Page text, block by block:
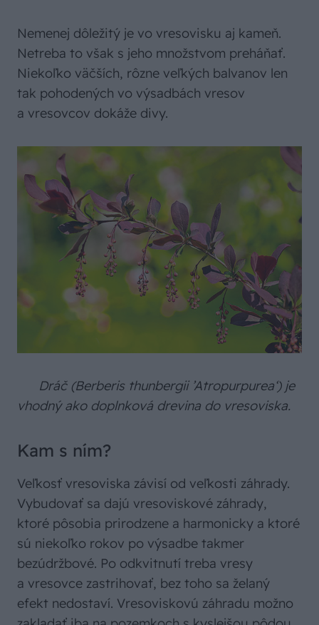
Nemenej dôležitý je vo vresovisku aj kameň.
Netreba to však s jeho množstvom preháňať.
Niekoľko väčších, rôzne veľkých balvanov len
tak pohodených vo výsadbách vresov
a vresovcov dokáže divy.
Dráč (Berberis thunbergii ’Atropurpurea‘) je
vhodný ako doplnková drevina do vresoviska.
Kam s ním?
Veľkosť vresoviska závisí od veľkosti záhrady.
Vybudovať sa dajú vresoviskové záhrady,
ktoré pôsobia prirodzene a harmonicky a ktoré
sú niekoľko rokov po výsadbe takmer
bezúdržbové. Po odkvitnutí treba vresy
a vresovce zastrihovať, bez toho sa želaný
efekt nedostaví. Vresoviskovú záhradu možno